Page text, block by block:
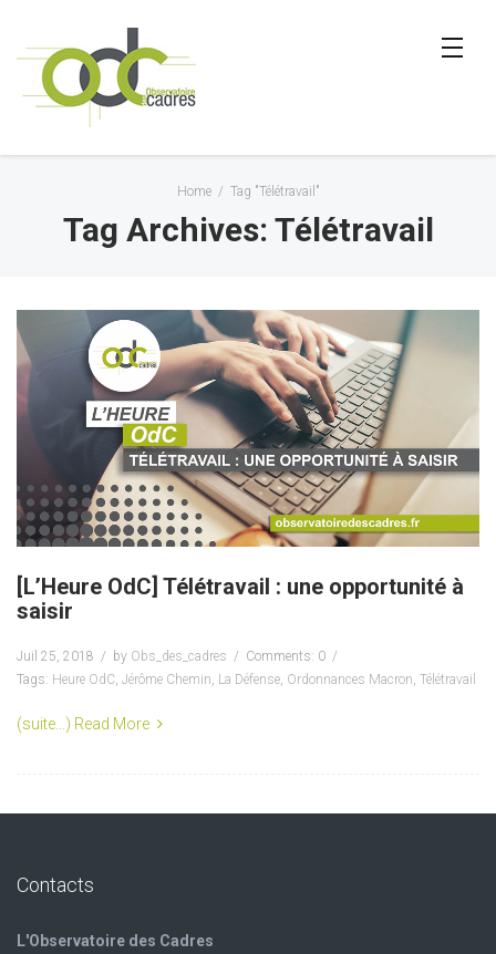
Home / Tag "Télétravail"
Tag Archives: Télétravail
[L’Heure OdC] Télétravail : une opportunité à
saisir
Juil 25, 2018 by Obs_des_cadres
Comments: 0
Tags: Heure OdC, Jérôme Chemin, La Défense, Ordonnances Macron, Télétravail
(suite…) Read More
Contacts
L'Observatoire des Cadres